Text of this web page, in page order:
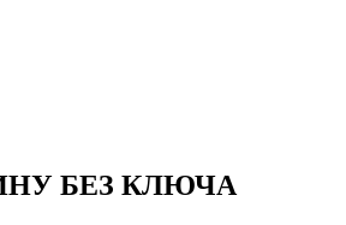
БЕЗ КЛЮЧА